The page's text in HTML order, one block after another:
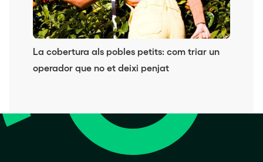
La cobertura als pobles petits: com triar un
operador que no et deixi penjat